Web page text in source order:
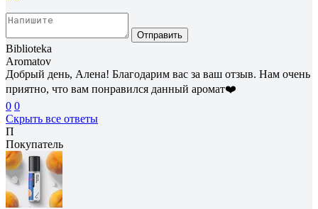
Отправить
Biblioteka
Aromatov
Добрый день, Алена! Благодарим вас за ваш отзыв. Нам очень
приятно, что вам понравился данный аромат❤️
0 0
Скрыть все ответы
П
Покупатель